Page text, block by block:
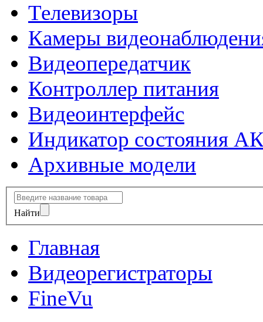
Телевизоры
Камеры
Видеопередатчик
Контроллер питания
Видеоинтерфейс
Индикатор состояния
Архивные модели
Найти
Главная
Видеорегистраторы
FineVu